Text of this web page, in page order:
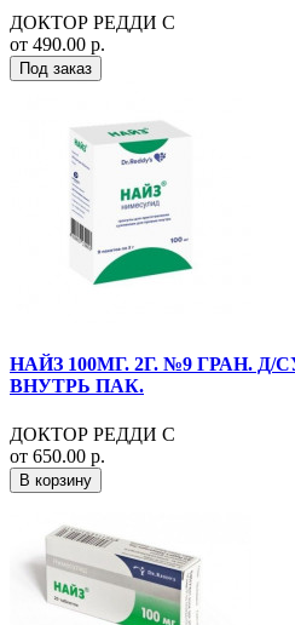
ДОКТОР РЕДДИ С
от 490.00 р.
Под заказ
НАЙЗ 100МГ. 2Г. №9 ГРАН.
ВНУТРЬ ПАК.
ДОКТОР РЕДДИ С
от 650.00 р.
В корзину